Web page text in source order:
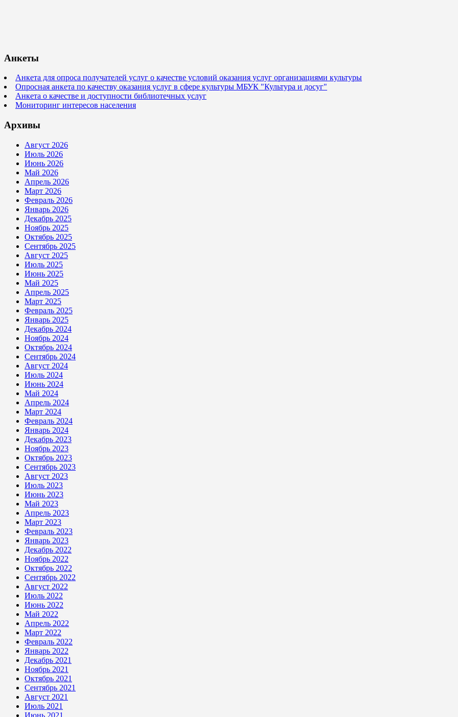
Анкеты
Анкета для опроса получателей услуг о качестве условий оказания услуг организациями культуры
Опросная анкета по качеству оказания услуг в сфере культуры МБУК "Культура и досуг"
Анкета о качестве и доступности библиотечных услуг
Мониторинг интересов населения
Архивы
Август 2026
Июль 2026
Июнь 2026
Май 2026
Апрель 2026
Март 2026
Февраль 2026
Январь 2026
Декабрь 2025
Ноябрь 2025
Октябрь 2025
Сентябрь 2025
Август 2025
Июль 2025
Июнь 2025
Май 2025
Апрель 2025
Март 2025
Февраль 2025
Январь 2025
Декабрь 2024
Ноябрь 2024
Октябрь 2024
Сентябрь 2024
Август 2024
Июль 2024
Июнь 2024
Май 2024
Апрель 2024
Март 2024
Февраль 2024
Январь 2024
Декабрь 2023
Ноябрь 2023
Октябрь 2023
Сентябрь 2023
Август 2023
Июль 2023
Июнь 2023
Май 2023
Апрель 2023
Март 2023
Февраль 2023
Январь 2023
Декабрь 2022
Ноябрь 2022
Октябрь 2022
Сентябрь 2022
Август 2022
Июль 2022
Июнь 2022
Май 2022
Апрель 2022
Март 2022
Февраль 2022
Январь 2022
Декабрь 2021
Ноябрь 2021
Октябрь 2021
Сентябрь 2021
Август 2021
Июль 2021
Июнь 2021